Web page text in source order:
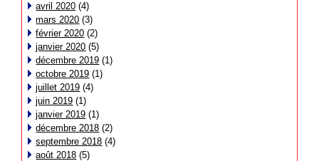
avril 2020 (4)
mars 2020 (3)
février 2020 (2)
janvier 2020 (5)
décembre 2019 (1)
octobre 2019 (1)
juillet 2019 (4)
juin 2019 (1)
janvier 2019 (1)
décembre 2018 (2)
septembre 2018 (4)
août 2018 (5)